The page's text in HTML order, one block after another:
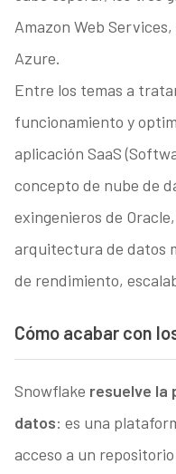
Amazon Web
Azure.
Entre los temas a
funcionamiento y
aplicación SaaS
concepto de nube de
exingenieros de
arquitectura de datos
de rendimiento,
Cómo acabar con
Snowflake resuelve la
datos: es una
acceso a un